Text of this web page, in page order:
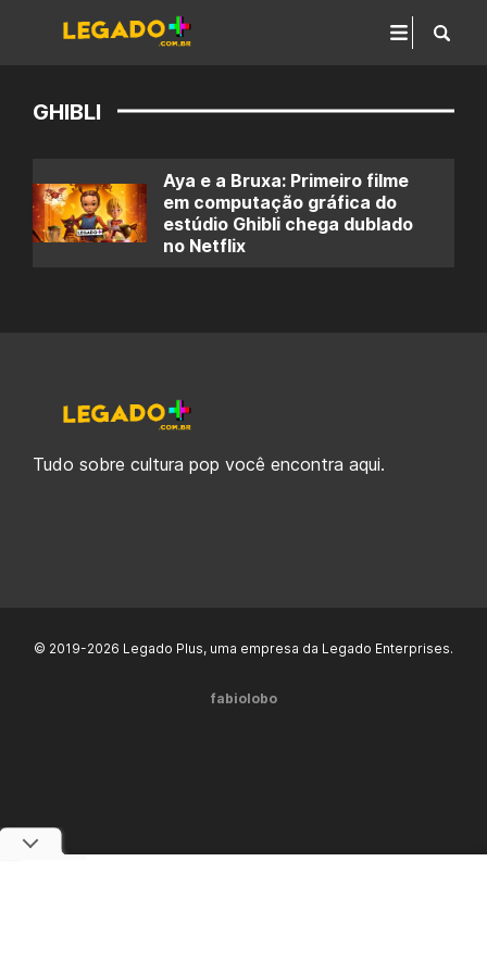
GHIBLI
Aya e a Bruxa: Primeiro filme
em computação gráfica do
estúdio Ghibli chega dublado
no Netflix
Tudo sobre cultura pop você encontra aqui.
© 2019-2026 Legado Plus, uma empresa da Legado Enterprises.
fabiolobo